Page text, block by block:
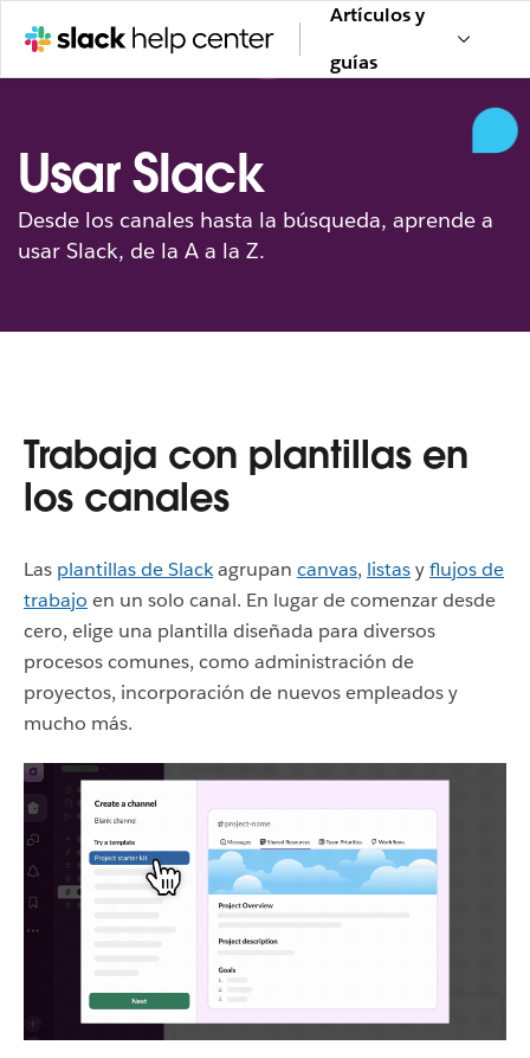
Artículos y
guías
Usar Slack
Desde los canales hasta la búsqueda, aprende a
usar Slack, de la A a la Z.
Trabaja con plantillas en
los canales
Las plantillas de Slackagrupan canvas, listasyflujos de
trabajo en un solo canal. En lugar de comenzar desde
cero, elige una plantilla diseñada para diversos
procesos comunes, como administración de
proyectos, incorporación de nuevos empleados y
mucho más.